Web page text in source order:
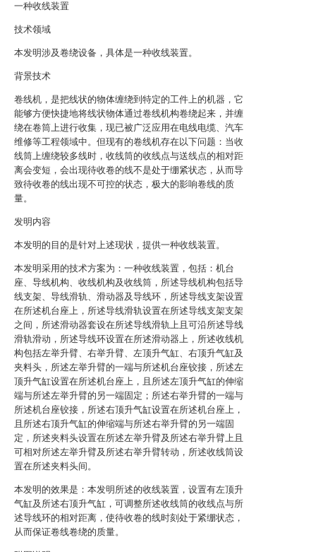
一种收线装置
技术领域
本发明涉及卷绕设备，具体是一种收线装置。
背景技术
卷线机，是把线状的物体缠绕到特定的工件上的机器，它
能够方便快捷地将线状物体通过卷线机构卷绕起来，并缠
绕在卷筒上进行收集，现已被广泛应用在电线电缆、汽车
维修等工程领域中。但现有的卷线机存在以下问题：当收
线筒上缠绕较多线时，收线筒的收线点与送线点的相对距
离会变短，会出现待收卷的线不是处于绷紧状态，从而导
致待收卷的线出现不可控的状态，极大的影响卷线的质
量。
发明内容
本发明的目的是针对上述现状，提供一种收线装置。
本发明采用的技术方案为：一种收线装置，包括：机台
座、导线机构、收线机构及收线筒，所述导线机构包括导
线支架、导线滑轨、滑动器及导线环，所述导线支架设置
在所述机台座上，所述导线滑轨设置在所述导线支架支架
之间，所述滑动器套设在所述导线滑轨上且可沿所述导线
滑轨滑动，所述导线环设置在所述滑动器上，所述收线机
构包括左举升臂、右举升臂、左顶升气缸、右顶升气缸及
夹料头，所述左举升臂的一端与所述机台座铰接，所述左
顶升气缸设置在所述机台座上，且所述左顶升气缸的伸缩
端与所述左举升臂的另一端固定；所述右举升臂的一端与
所述机台座铰接，所述右顶升气缸设置在所述机台座上，
且所述右顶升气缸的伸缩端与所述右举升臂的另一端固
定，所述夹料头设置在所述左举升臂及所述右举升臂上且
可相对所述左举升臂及所述右举升臂转动，所述收线筒设
置在所述夹料头间。
本发明的效果是：本发明所述的收线装置，设置有左顶升
气缸及所述右顶升气缸，可调整所述收线筒的收线点与所
述导线环的相对距离，使待收卷的线时刻处于紧绷状态，
从而保证卷线卷绕的质量。